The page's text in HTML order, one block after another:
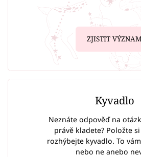
ZJISTIT VÝZNAM
Kyvadlo
Neznáte odpověď na
právě kladete? Položte
rozhýbejte kyvadlo. To
nebo ne anebo